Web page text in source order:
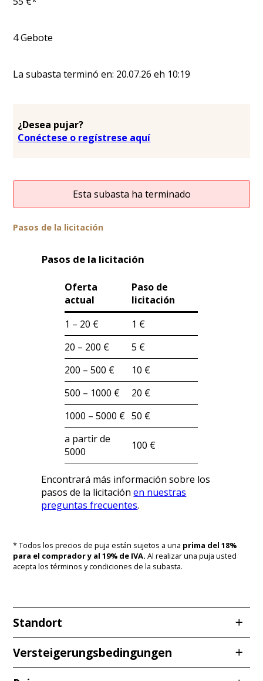
4Gebote
La subasta terminó en: 20.07.26 eh 10:19
¿Desea pujar?
Conéctese o regístrese aquí
Esta subasta ha terminado
Pasos de la licitación
Pasos de la licitación
Oferta
actual
Paso de
licitación
1 – 20 €
1 €
20 – 200 €
5 €
200 – 500 €
10 €
500 – 1000 €
20 €
1000 – 5000 € 50 €
a partir de
5000
100 €
Encontrará más información sobre los
pasos de la licitaciónen nuestras
preguntas frecuentes.
* Todos los precios de puja están sujetos a una prima del 18%
para el comprador y al 19% de IVA. Al realizar una puja usted
acepta los términos y condiciones de la subasta.
Standort
Redcarstraße 3
53842 Troisdorf
Versteigerungsbedingungen